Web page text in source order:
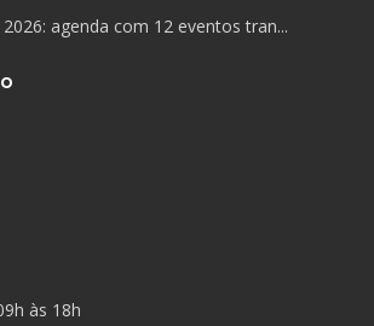
agenda com 12 eventos tran...
às 18h